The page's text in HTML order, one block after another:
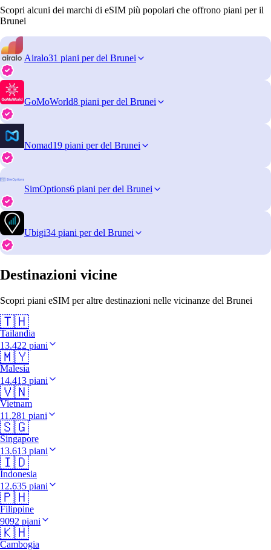
Scopri alcuni dei marchi di eSIM più popolari che offrono piani per il
Brunei
Airalo31 piani per del Brunei
GoMoWorld8 piani per del Brunei
Nomad19 piani per del Brunei
SimOptions6 piani per del Brunei
Ubigi34 piani per del Brunei
Destinazioni vicine
Scopri piani eSIM per altre destinazioni nelle vicinanze del Brunei
🇹🇭
Tailandia
13.422 piani
🇲🇾
Malesia
14.413 piani
🇻🇳
Vietnam
11.281 piani
🇸🇬
Singapore
13.613 piani
🇮🇩
Indonesia
12.635 piani
🇵🇭
Filippine
9092 piani
🇰🇭
Cambogia